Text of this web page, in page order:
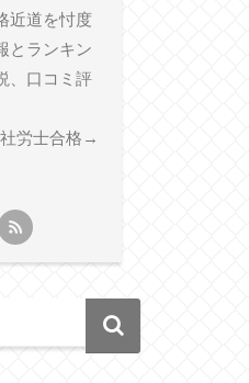
近道を忖度
とランキン
、口コミ評
労士合格→